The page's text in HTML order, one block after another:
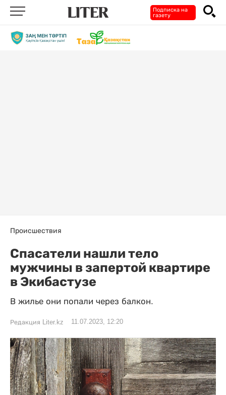
Подписка на
газету
Происшествия
Спасатели нашли тело
мужчины в запертой квартире
в Экибастузе
В жилье они попали через балкон.
Редакция Liter.kz 11.07.2023, 12:20